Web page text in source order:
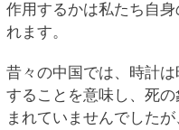
作用するかは私たち自
れます。
昔々の中国では、時計
することを意味し、死
まれていませんでした